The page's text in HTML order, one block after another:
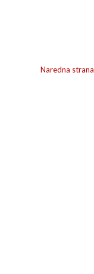
Naredna strana